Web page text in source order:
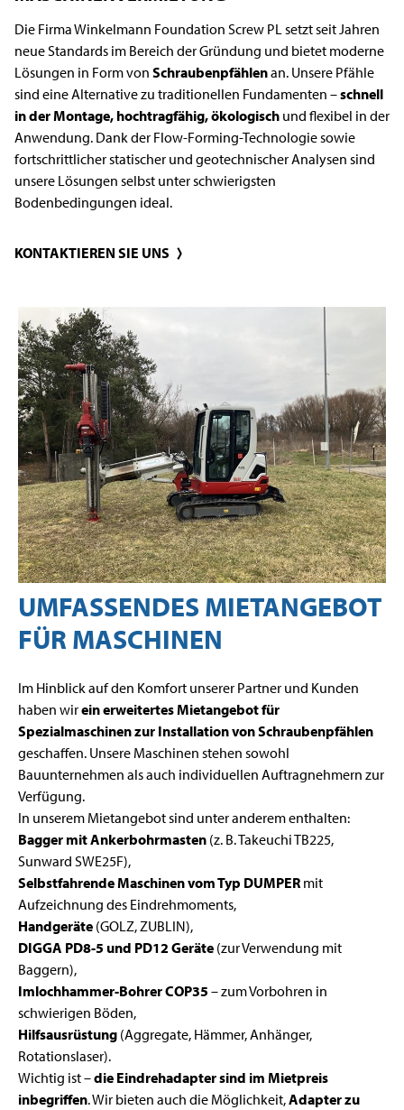
Die Firma Winkelmann Foundation Screw PL setzt seit Jahren
neue Standards im Bereich der Gründung und bietet moderne
Lösungen in Form von Schraubenpfählenan. Unsere Pfähle
sind eine Alternative zu traditionellen Fundamenten –schnell
in der Montage, hochtragfähig, ökologisch und flexibel in der
Anwendung. Dank der Flow-Forming-Technologie sowie
fortschrittlicher statischer und geotechnischer Analysen sind
unsere Lösungen selbst unter schwierigsten
Bodenbedingungen ideal.
KONTAKTIEREN SIE UNS
UMFASSENDES MIETANGEBOT
FÜR MASCHINEN
Im Hinblick auf den Komfort unserer Partner und Kunden
haben wirein erweitertes Mietangebot für
Spezialmaschinen zur Installation von Schraubenpfählen
geschaffen. Unsere Maschinen stehen sowohl
Bauunternehmen als auch individuellen Auftragnehmern zur
Verfügung.
In unserem Mietangebot sind unter anderem enthalten:
Bagger mit Ankerbohrmasten (z. B. Takeuchi TB225,
Sunward SWE25F),
Selbstfahrende Maschinen vom Typ DUMPER mit
Aufzeichnung des Eindrehmoments,
Handgeräte (GOLZ, ZUBLIN),
DIGGA PD8-5 und PD12 Geräte (zur Verwendung mit
Baggern),
Imlochhammer-Bohrer COP35 – zum Vorbohren in
schwierigen Böden,
Hilfsausrüstung (Aggregate, Hämmer, Anhänger,
Rotationslaser).
Wichtig ist –die Eindrehadapter sind im Mietpreis
inbegriffen. Wir bieten auch die Möglichkeit,Adapter zu